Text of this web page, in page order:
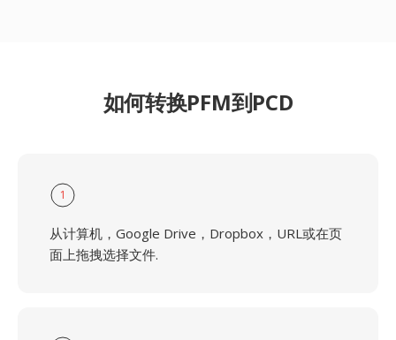
如何转换PFM到PCD
1
从计算机，Google Drive，Dropbox，URL或在页
面上拖拽选择文件.